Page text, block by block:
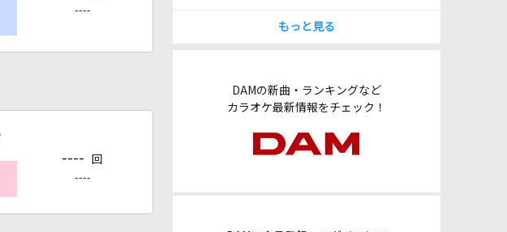
もっと見る
DAMの新曲・ランキングなど
カラオケ最新情報をチェック！
----
---- 回
----